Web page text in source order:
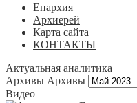
Епархия
Архиерей
Карта сайта
КОНТАКТЫ
Актуальная аналитика
Архивы Архивы
Видео